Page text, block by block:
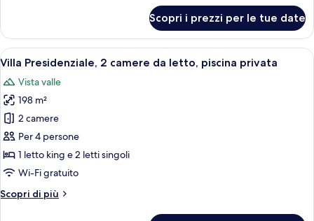
Deluxe,
camere
letto
Scopri i prezzi per le tue date
Apri
tutte
le
foto
per
Villa
Presidenziale,
2
camere
da
Spaziosa camera da letto con un
9
Villa Presidenziale, 2 camere da letto, piscina privata
Vista valle
198 m²
2 camere
Per 4 persone
1 letto king e 2 letti singoli
Wi-Fi gratuito
Scopri di più
Altri